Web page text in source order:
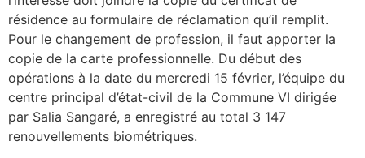
résidence au formulaire de réclamation qu’il remplit.
Pour le changement de profession, il faut apporter la
copie de la carte professionnelle. Du début des
opérations à la date du mercredi 15 février, l’équipe du
centre principal d’état-civil de la Commune VI dirigée
par Salia Sangaré, a enregistré au total 3 147
renouvellements biométriques.